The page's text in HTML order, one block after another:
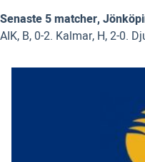
Senaste 5 matcher,
AIK, B, 0-2. Kalmar, H, 2-0.